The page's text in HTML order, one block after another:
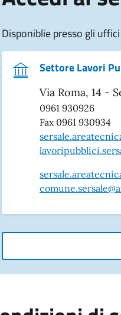
Disponiblie presso gli
Settore Lavori
Via Roma, 14 -
0961 930926
Fax 0961 930934